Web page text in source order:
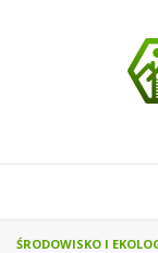
ŚRODOWISKO I